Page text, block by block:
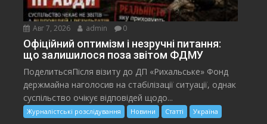
Авг 7, 2026 admin 0
Офіційний оптимізм і незручні питання:
що залишилося поза звітом ФДМУ
ПоделитьсяПісля візиту до ДП «Рихальське» Фонд
держмайна наголосив на стабілізації ситуації, однак
суспільство очікує відповідей щодо...
Журналістські розслідування Новини Статті Україна